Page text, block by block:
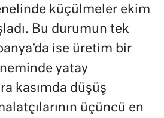
küçülmeler ekim
Bu durumun tek
ise üretim bir
yatay
kasımda düşüş
üçüncü en